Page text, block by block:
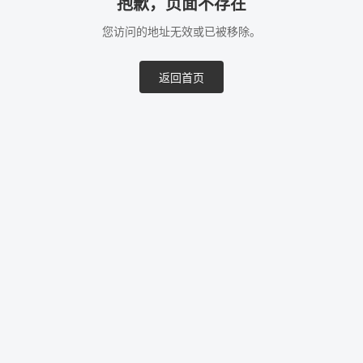
抱歉，页面不存在
您访问的地址无效或已被移除。
返回首页